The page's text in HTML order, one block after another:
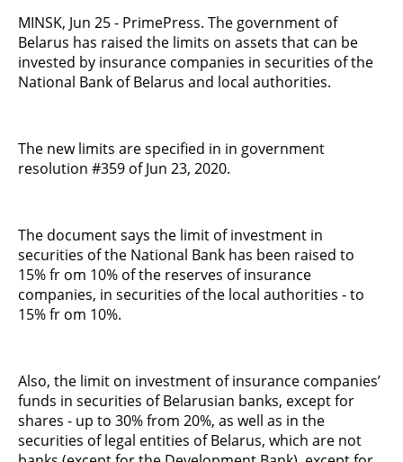
MINSK, Jun 25 - PrimePress. The government of
Belarus has raised the limits on assets that can be
invested by insurance companies in securities of the
National Bank of Belarus and local authorities.
The new limits are specified in in government
resolution #359 of Jun 23, 2020.
The document says the limit of investment in
securities of the National Bank has been raised to
15% fr om 10% of the reserves of insurance
companies, in securities of the local authorities - to
15% fr om 10%.
Also, the limit on investment of insurance companies’
funds in securities of Belarusian banks, except for
shares - up to 30% from 20%, as well as in the
securities of legal entities of Belarus, which are not